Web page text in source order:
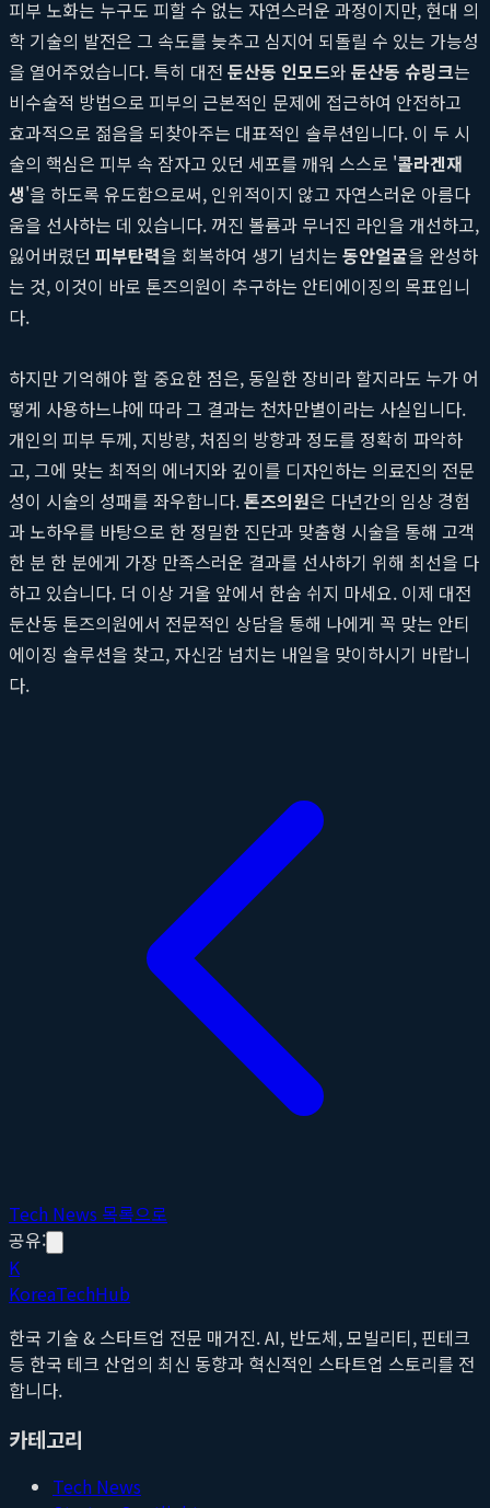
피부 노화는 누구도 피할 수 없는 자연스러운 과정이지만, 현대 의
학 기술의 발전은 그 속도를 늦추고 심지어 되돌릴 수 있는 가능성
을 열어주었습니다. 특히 대전 둔산동 인모드와 둔산동 슈링크는
비수술적 방법으로 피부의 근본적인 문제에 접근하여 안전하고
효과적으로 젊음을 되찾아주는 대표적인 솔루션입니다. 이 두 시
술의 핵심은 피부 속 잠자고 있던 세포를 깨워 스스로 '콜라겐재
생'을 하도록 유도함으로써, 인위적이지 않고 자연스러운 아름다
움을 선사하는 데 있습니다. 꺼진 볼륨과 무너진 라인을 개선하고,
잃어버렸던 피부탄력을 회복하여 생기 넘치는 동안얼굴을 완성하
는 것, 이것이 바로 톤즈의원이 추구하는 안티에이징의 목표입니
다.
하지만 기억해야 할 중요한 점은, 동일한 장비라 할지라도 누가 어
떻게 사용하느냐에 따라 그 결과는 천차만별이라는 사실입니다.
개인의 피부 두께, 지방량, 처짐의 방향과 정도를 정확히 파악하
고, 그에 맞는 최적의 에너지와 깊이를 디자인하는 의료진의 전문
성이 시술의 성패를 좌우합니다.톤즈의원은 다년간의 임상 경험
과 노하우를 바탕으로 한 정밀한 진단과 맞춤형 시술을 통해 고객
한 분 한 분에게 가장 만족스러운 결과를 선사하기 위해 최선을 다
하고 있습니다. 더 이상 거울 앞에서 한숨 쉬지 마세요. 이제 대전
둔산동 톤즈의원에서 전문적인 상담을 통해 나에게 꼭 맞는 안티
에이징 솔루션을 찾고, 자신감 넘치는 내일을 맞이하시기 바랍니
다.
Tech News 목록으로
공유:
K
KoreaTechHub
한국 기술 & 스타트업 전문 매거진. AI, 반도체, 모빌리티, 핀테크
등 한국 테크 산업의 최신 동향과 혁신적인 스타트업 스토리를 전
합니다.
카테고리
Tech News